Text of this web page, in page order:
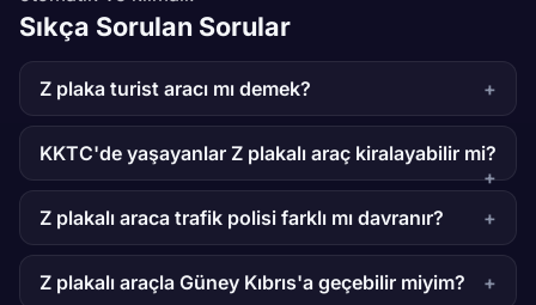
Sıkça Sorulan Sorular
Z plaka turist aracı mı demek?
KKTC'de yaşayanlar Z plakalı araç kiralayabilir mi?
Z plakalı araca trafik polisi farklı mı davranır?
Z plakalı araçla Güney Kıbrıs'a geçebilir miyim?